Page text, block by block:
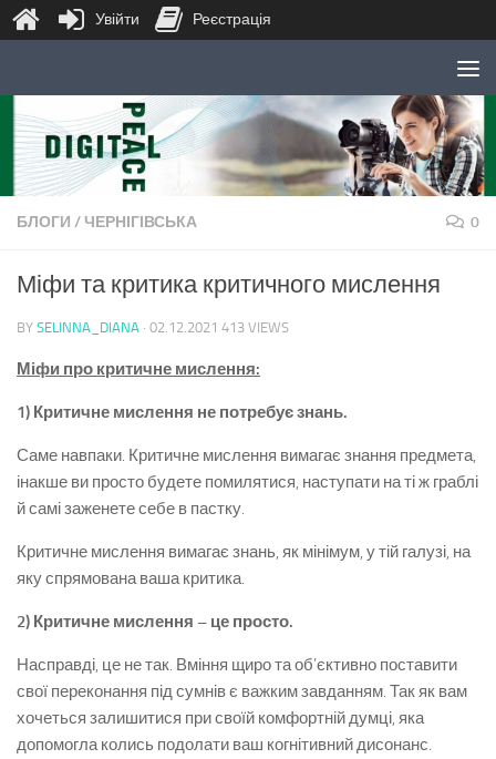
Skip to content
БЛОГИ / ЧЕРНІГІВСЬКА 0
Міфи та критика критичного мислення
BY SELINNA_DIANA · 02.12.2021 413 VIEWS
Міфи про критичне мислення:
1) Критичне мислення не потребує знань.
Саме навпаки. Критичне мислення вимагає знання предмета,
інакше ви просто будете помилятися, наступати на ті ж граблі
й самі заженете себе в пастку.
Критичне мислення вимагає знань, як мінімум, у тій галузі, на
яку спрямована ваша критика.
2) Критичне мислення – це просто.
Насправді, це не так. Вміння щиро та об’єктивно поставити
свої переконання під сумнів є важким завданням. Так як вам
хочеться залишитися при своїй комфортній думці, яка
допомогла колись подолати ваш когнітивний дисонанс.
Увійти Реєстрація